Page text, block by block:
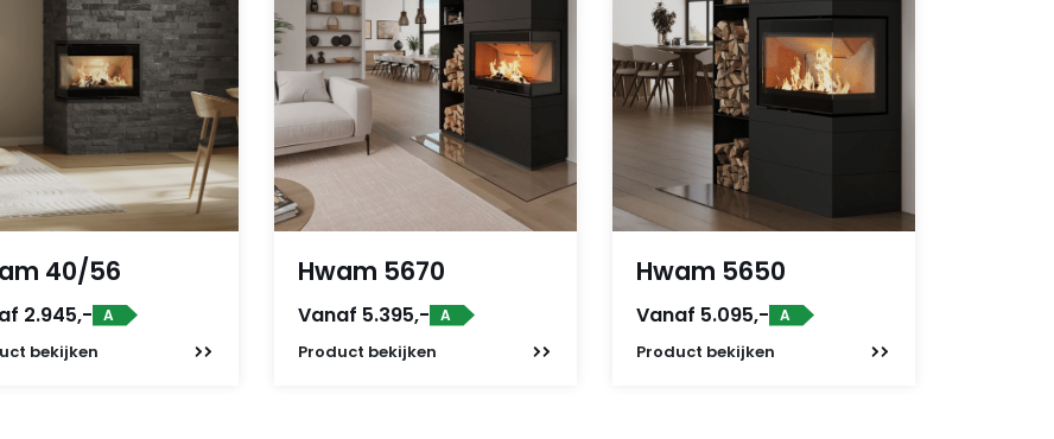
40/56
2.945,- A
bekijken
Hwam 5670
Vanaf 5.395,- A
Product bekijken
Hwam 5650
Vanaf 5.095,- A
Product bekijken